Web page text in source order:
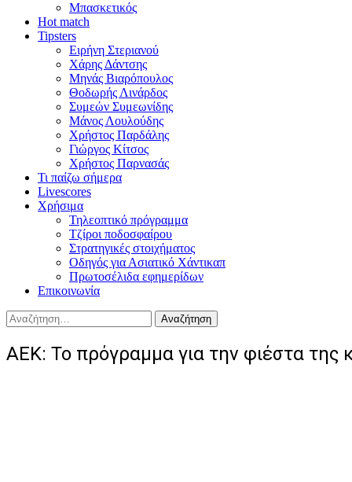
Μπασκετικός
Hot match
Tipsters
Ειρήνη Στεριανού
Χάρης Δάντσης
Μηνάς Βιαρόπουλος
Θοδωρής Λινάρδος
Συμεών Συμεωνίδης
Μάνος Λουλούδης
Χρήστος Παρδάλης
Γιώργος Κίτσος
Χρήστος Παρνασάς
Τι παίζω σήμερα
Livescores
Χρήσιμα
Τηλεοπτικό πρόγραμμα
Τζίροι ποδοσφαίρου
Στρατηγικές στοιχήματος
Οδηγός για Ασιατικό Χάντικαπ
Πρωτοσέλιδα εφημερίδων
Επικοινωνία
Αναζήτηση
για:
ΑΕΚ: Το πρόγραμμα για την φιέστα